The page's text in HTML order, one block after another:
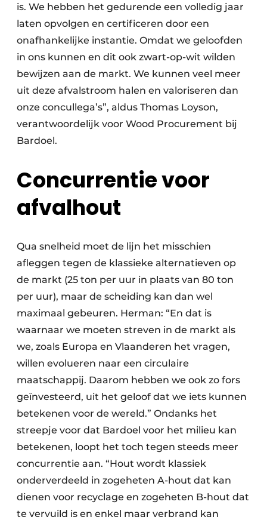
is. We hebben het gedurende een volledig jaar
laten opvolgen en certificeren door een
onafhankelijke instantie. Omdat we geloofden
in ons kunnen en dit ook zwart-op-wit wilden
bewijzen aan de markt. We kunnen veel meer
uit deze afvalstroom halen en valoriseren dan
onze concullega’s”, aldus Thomas Loyson,
verantwoordelijk voor Wood Procurement bij
Bardoel.
Concurrentie voor
afvalhout
Qua snelheid moet de lijn het misschien
afleggen tegen de klassieke alternatieven op
de markt (25 ton per uur in plaats van 80 ton
per uur), maar de scheiding kan dan wel
maximaal gebeuren. Herman: “En dat is
waarnaar we moeten streven in de markt als
we, zoals Europa en Vlaanderen het vragen,
willen evolueren naar een circulaire
maatschappij. Daarom hebben we ook zo fors
geïnvesteerd, uit het geloof dat we iets kunnen
betekenen voor de wereld.” Ondanks het
streepje voor dat Bardoel voor het milieu kan
betekenen, loopt het toch tegen steeds meer
concurrentie aan. “Hout wordt klassiek
onderverdeeld in zogeheten A-hout dat kan
dienen voor recyclage en zogeheten B-hout dat
te vervuild is en enkel maar verbrand kan